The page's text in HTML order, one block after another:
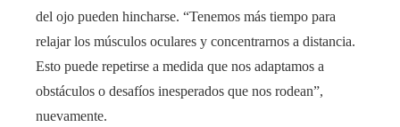
del ojo pueden hincharse. “Tenemos más tiempo para
relajar los músculos oculares y concentrarnos a distancia.
Esto puede repetirse a medida que nos adaptamos a
obstáculos o desafíos inesperados que nos rodean”,
nuevamente.